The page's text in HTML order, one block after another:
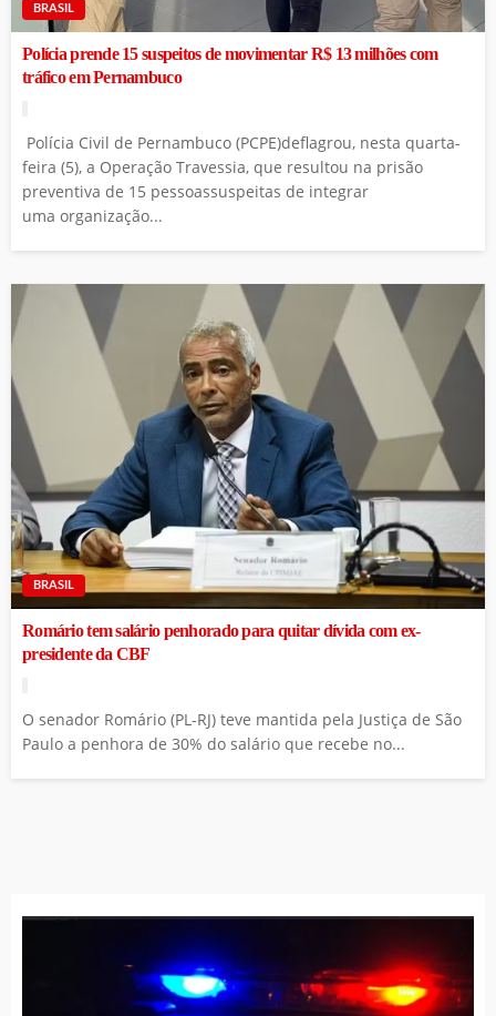
BRASIL
Polícia prende 15 suspeitos de movimentar R$ 13 milhões com
tráfico em Pernambuco
Polícia Civil de Pernambuco (PCPE)deflagrou, nesta quarta-
feira (5), a Operação Travessia, que resultou na prisão
preventiva de 15 pessoassuspeitas de integrar
uma organização...
BRASIL
Romário tem salário penhorado para quitar dívida com ex-
presidente da CBF
O senador Romário (PL-RJ) teve mantida pela Justiça de São
Paulo a penhora de 30% do salário que recebe no...